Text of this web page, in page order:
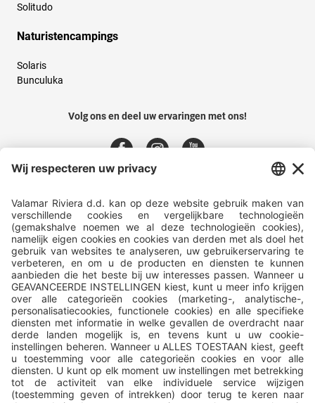
Solitudo
Naturistencampings
Solaris
Bunculuka
Volg ons en deel uw ervaringen met ons!